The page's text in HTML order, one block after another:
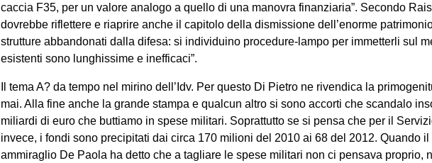
caccia F35, per un valore analogo a quello di una manovra finanziaria”. Secondo
dovrebbe riflettere e riaprire anche il capitolo della dismissione dell’enorme
strutture abbandonati dalla difesa: si individuino procedure-lampo per immetterli sul
esistenti sono lunghissime e inefficaci”.
Il tema A? da tempo nel mirino dell’Idv. Per questo Di Pietro ne rivendica la
mai. Alla fine anche la grande stampa e qualcun altro si sono accorti che scandalo
miliardi di euro che buttiamo in spese militari. Soprattutto se si pensa che per il
invece, i fondi sono precipitati dai circa 170 milioni del 2010 ai 68 del 2012. Quando
ammiraglio De Paola ha detto che a tagliare le spese militari non ci pensava proprio,